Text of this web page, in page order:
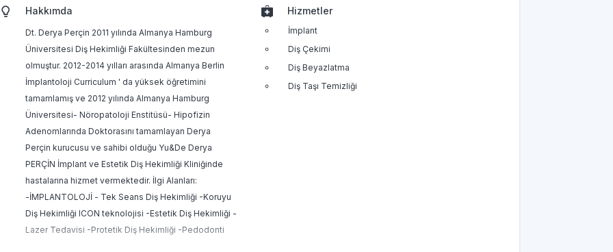
Hakkımda
Dt. Derya Perçin 2011 yılında Almanya Hamburg
Üniversitesi Diş Hekimliği Fakültesinden mezun
olmuştur. 2012-2014 yılları arasında Almanya Berlin
İmplantoloji Curriculum ' da yüksek öğretimini
tamamlamış ve 2012 yılında Almanya Hamburg
Üniversitesi- Nöropatoloji Enstitüsü- Hipofizin
Adenomlarında Doktorasını tamamlayan Derya
Perçin kurucusu ve sahibi olduğu Yu&De Derya
PERÇİN İmplant ve Estetik Diş Hekimliği Kliniğinde
hastalarına hizmet vermektedir. İlgi Alanları:
-İMPLANTOLOJİ - Tek Seans Diş Hekimliği -Koruyu
Diş Hekimliği ICON teknolojisi -Estetik Diş Hekimliği -
Lazer Tedavisi -Protetik Diş Hekimliği -Pedodonti
Hizmetler
İmplant
Diş Çekimi
Diş Beyazlatma
Diş Taşı Temizliği